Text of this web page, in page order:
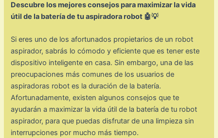
Descubre los mejores consejos para maximizar la vida
útil de la batería de tu aspiradora robot 🤖💡
Si eres uno de los afortunados propietarios de un robot
aspirador, sabrás lo cómodo y eficiente que es tener este
dispositivo inteligente en casa. Sin embargo, una de las
preocupaciones más comunes de los usuarios de
aspiradoras robot es la duración de la batería.
Afortunadamente, existen algunos consejos que te
ayudarán a maximizar la vida útil de la batería de tu robot
aspirador, para que puedas disfrutar de una limpieza sin
interrupciones por mucho más tiempo.